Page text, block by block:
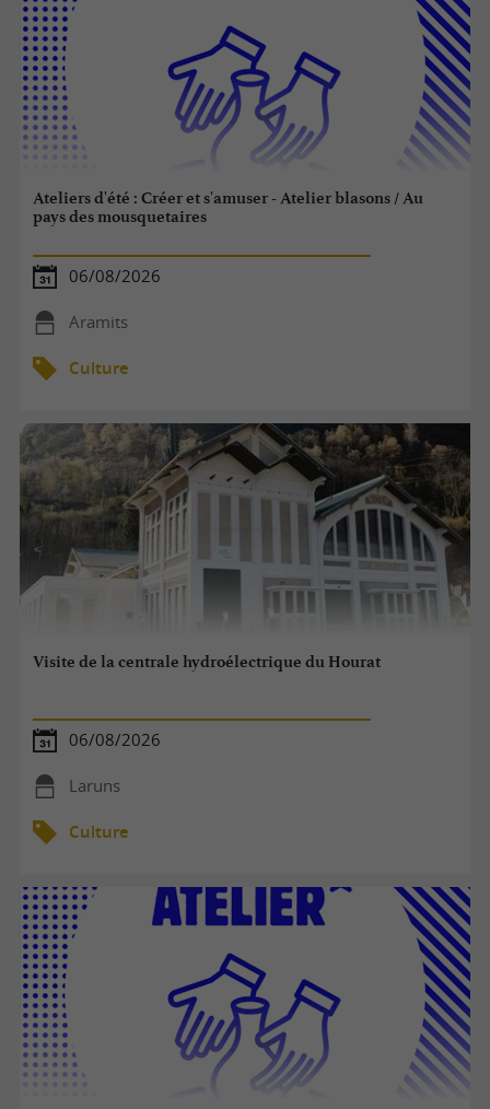
Ateliers d'été : Créer et s'amuser - Atelier blasons / Au
pays des mousquetaires
06/08/2026
Aramits
Culture
Visite de la centrale hydroélectrique du Hourat
06/08/2026
Laruns
Culture